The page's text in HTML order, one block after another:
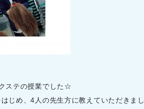
ステの授業でした☆
じめ、4人の先生方に教えていただきま